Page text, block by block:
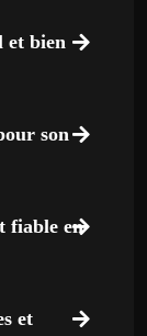
et bien
son
fiable en
et